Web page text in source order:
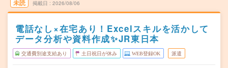
未読 掲載日 2026/08/06
電話なし×在宅あり！Excelスキルを活かして
データ分析や資料作成✨JR東日本
交通費別途支給あり 土日祝日が休み WEB登録OK 派遣